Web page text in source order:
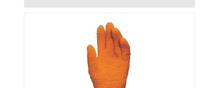
כפפות עשויות מגומי טבעי, בטנת כותנה - MAPA 321